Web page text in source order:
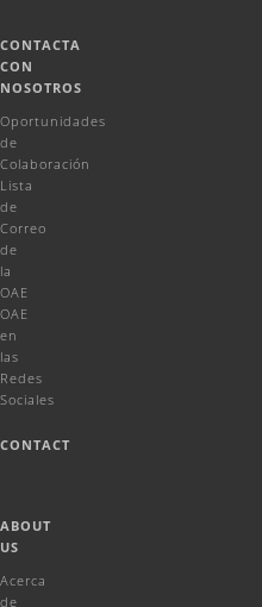
CONTACTA
CON
NOSOTROS
Oportunidades
de
Colaboración
Lista
de
Correo
de
la
OAE
OAE
en
las
Redes
Sociales
CONTACT
ABOUT
US
Acerca
de